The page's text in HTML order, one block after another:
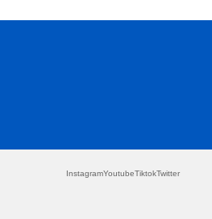
InstagramYoutubeTiktokTwitter